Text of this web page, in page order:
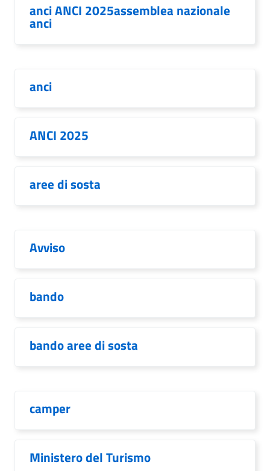
anci ANCI 2025assemblea nazionale
anci
anci
ANCI 2025
aree di sosta
Avviso
bando
bando aree di sosta
camper
Ministero del Turismo